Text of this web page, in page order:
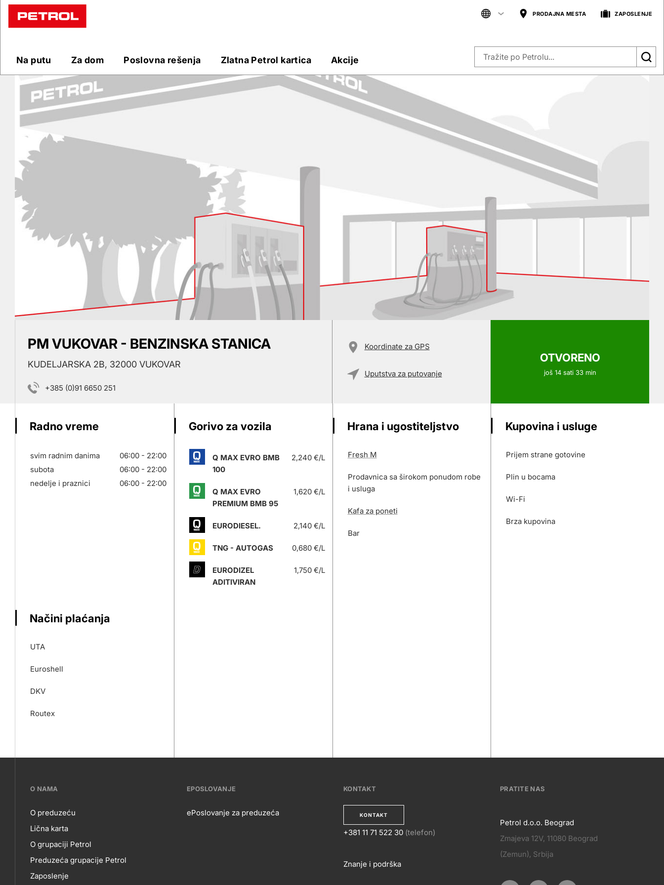
Prodajna
mesta
Na putu Za dom Poslovna rešenja Zlatna Petrol kartica Akcije
PRODAJNA MESTA ZAPOSLENJE
OTVORENO
još 14 sati 33 min
PM VUKOVAR - BENZINSKA STANICA
KUDELJARSKA 2B, 32000 VUKOVAR
+385 (0)91 6650 251
Koordinate za GPS
Uputstva za putovanje
Radno vreme
svim radnim danima
06:00 - 22:00
subota
06:00 - 22:00
nedelje i praznici
06:00 - 22:00
Gorivo za vozila
Q MAX EVRO BMB
100
2,240 €/L
Q MAX EVRO
PREMIUM BMB 95
1,620 €/L
EURODIESEL. 2,140 €/L
TNG - AUTOGAS 0,680 €/L
EURODIZEL
ADITIVIRAN
1,750 €/L
Hrana i ugostiteljstvo
Fresh M
Prodavnica sa širokom ponudom robe
i usluga
Kafa za poneti
Bar
Kupovina i usluge
Prijem strane gotovine
Plin u bocama
Wi-Fi
Brza kupovina
Načini plaćanja
UTA
Euroshell
DKV
Routex
???
petrol-
skupno.footer-
title???
O NAMA
O
O preduzeću
Lična karta
O grupaciji Petrol
Preduzeća grupacije Petrol
Zaposlenje
EPOSLOVANJE
EPOSLOVANJE
ePoslovanje za preduzeća
KONTAKT
KONTAKT
KONTAKT
+381 11 71 522 30 (telefon)
Znanje i podrška
PRATITE NAS
PRATITE
Petrol d.o.o. Beograd
Zmajeva 12V, 11080 Beograd
(Zemun), Srbija